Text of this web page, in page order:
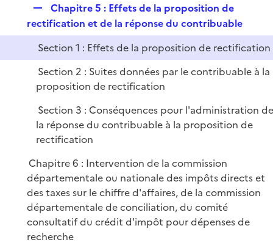
e
p
l
Chapitre 5 : Effets de la proposition de
rectification et de la réponse du contribuable
Section 1 : Effets de la proposition de rectification
Section 2 : Suites données par le contribuable à la
proposition de rectification
Section 3 : Conséquences pour l'administration
la réponse du contribuable à la proposition de
rectification
Chapitre 6 : Intervention de la commission
départementale ou nationale des impôts directs et
des taxes sur le chiffre d'affaires, de la commission
départementale de conciliation, du comité
consultatif du crédit d'impôt pour dépenses de
recherche